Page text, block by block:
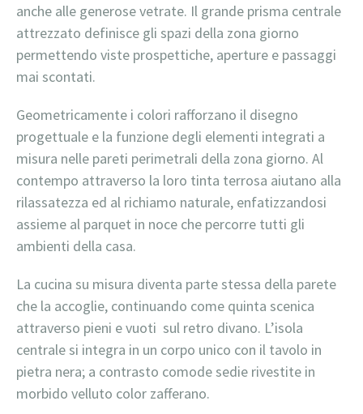
anche alle generose vetrate. Il grande prisma centrale
attrezzato definisce gli spazi della zona giorno
permettendo viste prospettiche, aperture e passaggi
mai scontati.
Geometricamente i colori rafforzano il disegno
progettuale e la funzione degli elementi integrati a
misura nelle pareti perimetrali della zona giorno. Al
contempo attraverso la loro tinta terrosa aiutano alla
rilassatezza ed al richiamo naturale, enfatizzandosi
assieme al parquet in noce che percorre tutti gli
ambienti della casa.
La cucina su misura diventa parte stessa della parete
che la accoglie, continuando come quinta scenica
attraverso pieni e vuoti sul retro divano. L’isola
centrale si integra in un corpo unico con il tavolo in
pietra nera; a contrasto comode sedie rivestite in
morbido velluto color zafferano.